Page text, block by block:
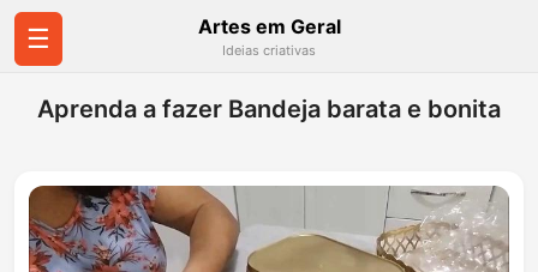
☰ Artes em Geral
Ideias criativas
Aprenda a fazer Bandeja barata e bonita